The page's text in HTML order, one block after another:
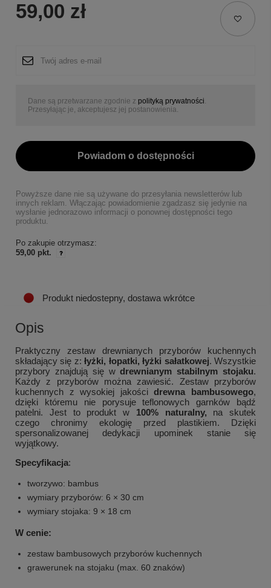
59,00 zł
Dane są przetwarzane zgodnie z polityką prywatności
Przesyłając je, akceptujesz jej postanowienia.
Powiadom o dostępności
Powyższe dane nie są używane do przesyłania newsletterów lub
innych reklam. Włączając powiadomienie zgadzasz się jedynie na
wysłanie jednorazowo informacji o ponownej dostępności tego
produktu.
Po zakupie otrzymasz:
59,00 pkt.
Produkt niedostepny, dostawa wkrótce
Opis
Praktyczny zestaw drewnianych przyborów kuchennych
składający się z: łyżki, łopatki, łyżki sałatkowej. Wszystkie
przybory znajdują się wdrewnianym stabilnym stojaku.
Każdy z przyborów można zawiesić. Zestaw przyborów
kuchennych z wysokiej jakościdrewna bambusowego,
dzięki któremu nie porysuje teflonowych garnków bądź
patelni. Jest to produkt w 100% naturalny, na skutek
czego chronimy ekologię przed plastikiem. Dzięki
spersonalizowanej dedykacji upominek stanie się
wyjątkowy.
Specyfikacja:
tworzywo: bambus
wymiary przyborów: 6 × 30 cm
wymiary stojaka: 9 × 18 cm
W cenie:
zestaw bambusowych przyborów kuchennych
grawerunek na stojaku (max. 60 znaków)